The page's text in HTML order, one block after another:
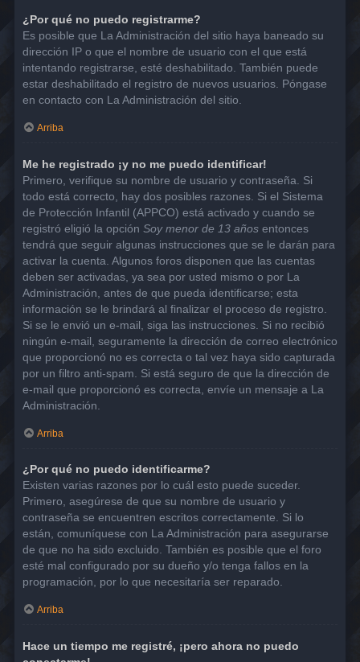
¿Por qué no puedo registrarme?
Es posible que La Administración del sitio haya baneado su
dirección IP o que el nombre de usuario con el que está
intentando registrarse, esté deshabilitado. También puede
estar deshabilitado el registro de nuevos usuarios. Póngase
en contacto con La Administración del sitio.
Arriba
Me he registrado ¡y no me puedo identificar!
Primero, verifique su nombre de usuario y contraseña. Si
todo está correcto, hay dos posibles razones. Si el Sistema
de Protección Infantil (APPCO) está activado y cuando se
registró eligió la opción Soy menor de 13 años entonces
tendrá que seguir algunas instrucciones que se le darán para
activar la cuenta. Algunos foros disponen que las cuentas
deben ser activadas, ya sea por usted mismo o por La
Administración, antes de que pueda identificarse; esta
información se le brindará al finalizar el proceso de registro.
Si se le envió un e-mail, siga las instrucciones. Si no recibió
ningún e-mail, seguramente la dirección de correo electrónico
que proporcionó no es correcta o tal vez haya sido capturada
por un filtro anti-spam. Si está seguro de que la dirección de
e-mail que proporcionó es correcta, envíe un mensaje a La
Administración.
Arriba
¿Por qué no puedo identificarme?
Existen varias razones por lo cuál esto puede suceder.
Primero, asegúrese de que su nombre de usuario y
contraseña se encuentren escritos correctamente. Si lo
están, comuníquese con La Administración para asegurarse
de que no ha sido excluido. También es posible que el foro
esté mal configurado por su dueño y/o tenga fallos en la
programación, por lo que necesitaría ser reparado.
Arriba
Hace un tiempo me registré, ¡pero ahora no puedo